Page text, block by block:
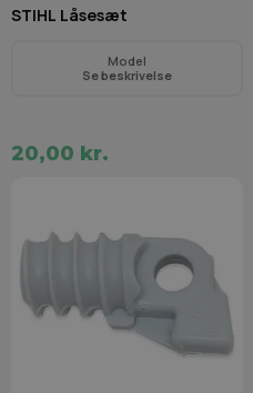
STIHL Låsesæt
Model
Se beskrivelse
20,00 kr.